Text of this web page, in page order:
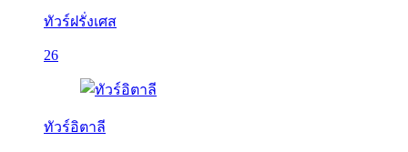
ทัวร์ฝรั่งเศส
26
ทัวร์อิตาลี